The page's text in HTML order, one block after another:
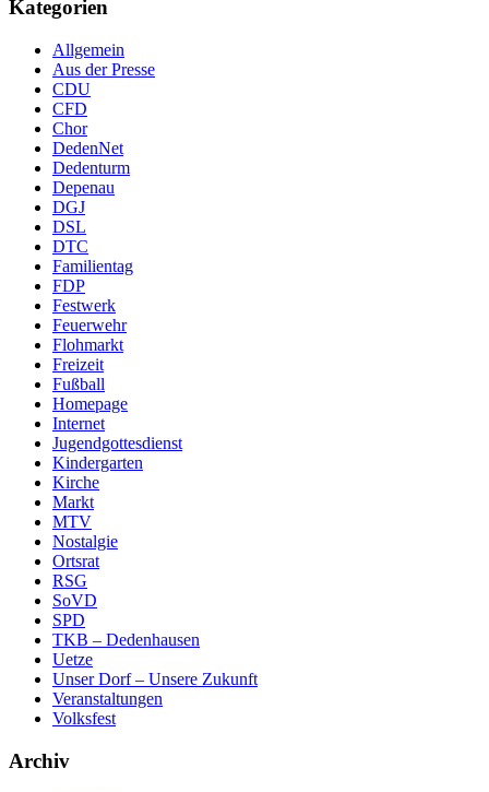
Kategorien
Allgemein
Aus der Presse
CDU
CFD
Chor
DedenNet
Dedenturm
Depenau
DGJ
DSL
DTC
Familientag
FDP
Festwerk
Feuerwehr
Flohmarkt
Freizeit
Fußball
Homepage
Internet
Jugendgottesdienst
Kindergarten
Kirche
Markt
MTV
Nostalgie
Ortsrat
RSG
SoVD
SPD
TKB – Dedenhausen
Uetze
Unser Dorf – Unsere Zukunft
Veranstaltungen
Volksfest
Archiv